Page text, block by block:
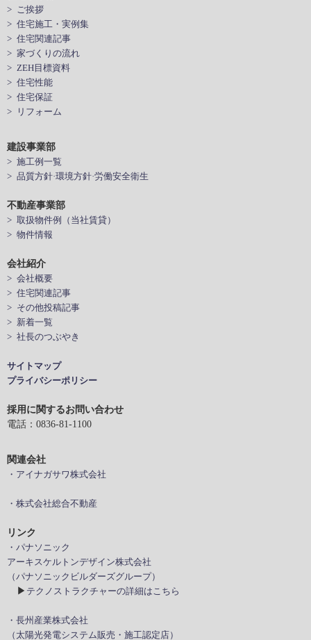
> ご挨拶
> 住宅施工・実例集
> 住宅関連記事
> 家づくりの流れ
> ZEH目標資料
> 住宅性能
> 住宅保証
> リフォーム
建設事業部
> 施工例一覧
> 品質方針·環境方針·労働安全衛生
不動産事業部
> 取扱物件例（当社賃貸）
> 物件情報
会社紹介
> 会社概要
> 住宅関連記事
> その他投稿記事
> 新着一覧
> 社長のつぶやき
サイトマップ
プライバシーポリシー
採用に関するお問い合わせ
電話：0836-81-1100
関連会社
・アイナガサワ株式会社
・株式会社総合不動産
リンク
・パナソニック
アーキスケルトンデザイン株式会社
（パナソニックビルダーズグループ）
▶ テクノストラクチャーの詳細はこちら
・長州産業株式会社
（太陽光発電システム販売・施工認定店）